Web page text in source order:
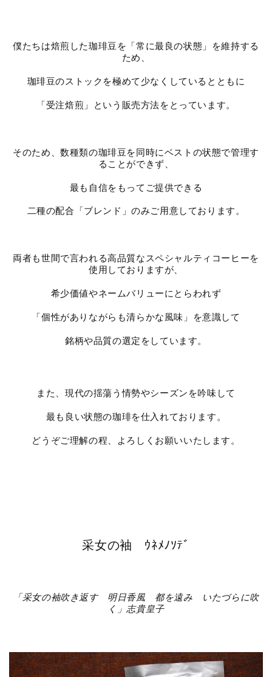
僕たちは焙煎した珈琲豆を「常に最良の状態」を維持する
ため、
珈琲豆のストックを極めて少なくしているとともに
「受注焙煎」という販売方法をとっています。
そのため、数種類の珈琲豆を同時にベストの状態で管理す
ることができず、
最も自信をもってご提供できる
二種の配合「ブレンド」のみご用意しております。
両者も世間で言われる高品質なスペシャルティコーヒーを
使用しておりますが、
希少価値やネームバリューにとらわれず
「個性がありながらも清らかな風味」を意識して
銘柄や品質の選定をしています。
また、現代の揺蕩う情勢やシーズンを吟味して
最も良い状態の珈琲を仕入れております。
どうぞご理解の程、よろしくお願いいたします。
采女の袖 ｳﾈﾒﾉｿﾃﾞ
「采女の袖吹き返す 明日香風 都を遠み いたづらに吹
く」志貴皇子